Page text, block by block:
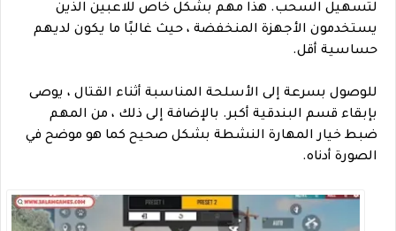
لتسهيل السحب. هذا مهم بشكل خاص للاعبين الذين
يستخدمون الأجهزة المنخفضة ، حيث غالبًا ما يكون لديهم
حساسية أقل.
للوصول بسرعة إلى الأسلحة المناسبة أثناء القتال ، يوصى
بإبقاء قسم البندقية أكبر. بالإضافة إلى ذلك ، من المهم
ضبط خيار المهارة النشطة بشكل صحيح كما هو موضح في
الصورة أدناه.